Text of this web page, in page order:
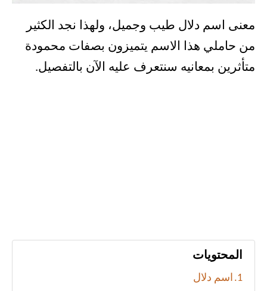
معنى اسم دلال طيب وجميل، ولهذا نجد الكثير
من حاملي هذا الاسم يتميزون بصفات محمودة
متأثرين بمعانيه سنتعرف عليه الآن بالتفصيل.
المحتويات
اسم دلال